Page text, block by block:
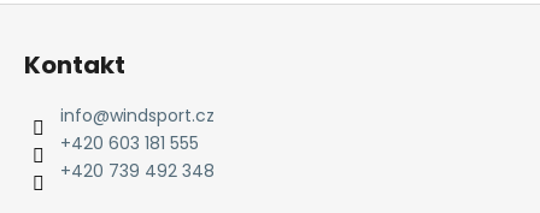
Z
Kontakt
info@windsport.cz
+420 603 181 555
+420 739 492 348